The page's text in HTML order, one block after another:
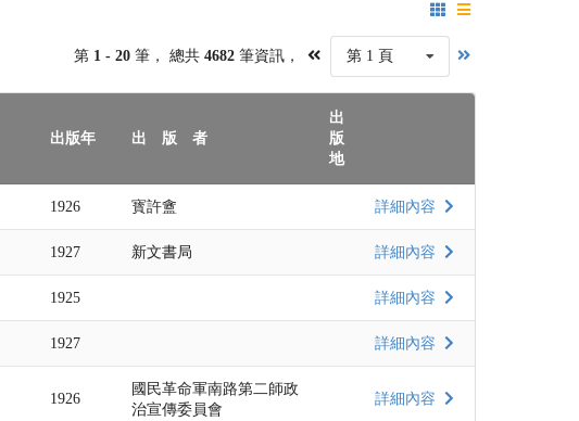
第 1 - 20筆， 總共4682 筆資訊， 第 1 頁
出版年 出 版 者
出
版
地
1926 寳許盦 詳細內容
1927 新文書局 詳細內容
1925 詳細內容
1927 詳細內容
1926
國民革命軍南路第二師政
治宣傳委員會
詳細內容